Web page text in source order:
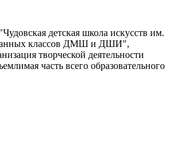
детская школа искусств им.
классов ДМШ и ДШИ",
творческой деятельности
часть всего образовательного